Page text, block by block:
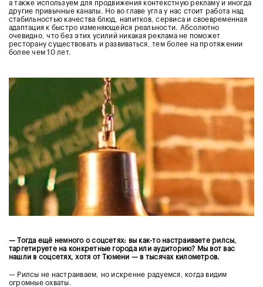
а также используем для продвижения контекстную рекламу и иногда
другие привычные каналы. Но во главе угла у нас стоит работа над
стабильностью качества блюд, напитков, сервиса и своевременная
адаптация к быстро изменяющейся реальности. Абсолютно
очевидно, что без этих усилий никакая реклама не поможет
ресторану существовать и развиваться, тем более на протяжении
более чем 10 лет.
— Тогда ещё немного о соцсетях: вы как-то настраиваете рилсы,
таргетируете на конкретные города или аудиторию? Мы вот вас
нашли в соцсетях, хотя от Тюмени — в тысячах километров.
— Рилсы не настраиваем, но искренне радуемся, когда видим
огромные охваты.